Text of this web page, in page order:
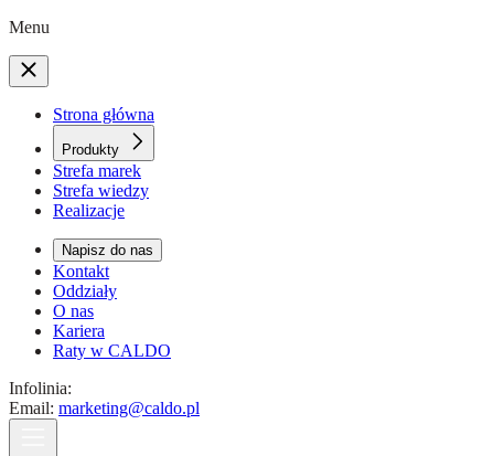
Menu
Strona główna
Produkty
Strefa marek
Strefa wiedzy
Realizacje
Napisz do nas
Kontakt
Oddziały
O nas
Kariera
Raty w CALDO
Infolinia:
Email: marketing@caldo.pl